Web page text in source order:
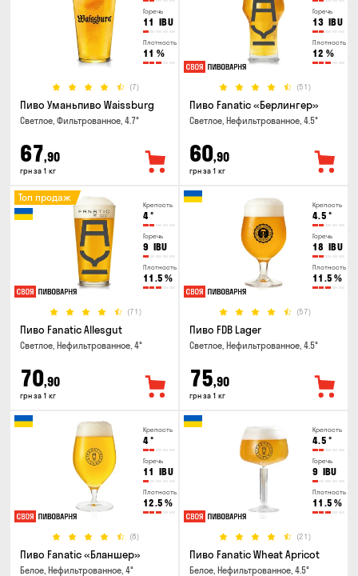
Горечь
11 IBU
Плотность
11 %
(7)
Пиво Уманьпиво Waissburg
Светлое, Фильтрованное, 4.7°
67,90
грн за 1 кг
Горечь
13 IBU
Плотность
12 %
(51)
Пиво Fanatic «Берлингер»
Светлое, Нефильтрованное, 4.5°
60,90
грн за 1 кг
Крепость
4°
Горечь
9 IBU
Плотность
11.5 %
(71)
Топ продаж
Пиво Fanatic Allesgut
Светлое, Нефильтрованное, 4°
70,90
грн за 1 кг
Крепость
4.5 °
Горечь
18 IBU
Плотность
11.5 %
(57)
Пиво FDB Lager
Светлое, Нефильтрованное, 4.5°
75,90
грн за 1 кг
Крепость
4°
Горечь
11 IBU
Плотность
12.5 %
(8)
Пиво Fanatic «Бланшер»
Белое, Нефильтрованное, 4°
Крепость
4.5 °
Горечь
9 IBU
Плотность
11.5 %
(21)
Пиво Fanatic Wheat Apricot
Белое, Нефильтрованное, 4.5°